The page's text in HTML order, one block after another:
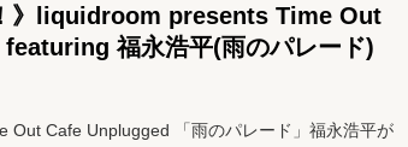
》liquidroom presents Time Out
福永浩平(雨のパレード)
Out Cafe Unplugged 「雨のパレード」福永浩平が